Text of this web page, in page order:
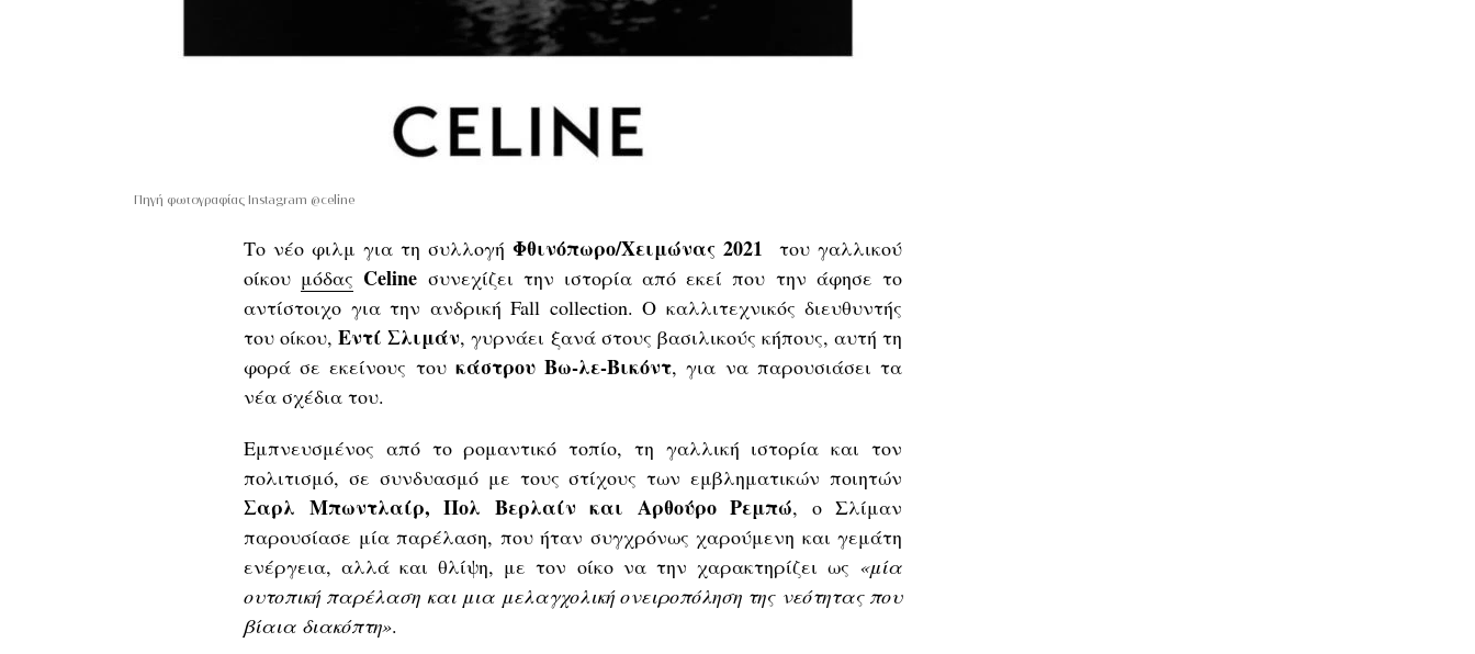
Πηγή φωτογραφίας Instagram @celine
Το νέο φιλμ για τη συλλογή Φθινόπωρο/Χειμώνας 2021 του γαλλικού
οίκου μόδας Celine συνεχίζει την ιστορία από εκεί που την άφησε το
αντίστοιχο για την ανδρική Fall collection. Ο καλλιτεχνικός διευθυντής
του οίκου,Εντί Σλιμάν, γυρνάει ξανά στους βασιλικούς κήπους, αυτή τη
φορά σε εκείνους τουκάστρου Βω-λε-Βικόντ, για να παρουσιάσει τα
νέα σχέδια του.
Εμπνευσμένος από το ρομαντικό τοπίο, τη γαλλική ιστορία και τον
πολιτισμό, σε συνδυασμό με τους στίχους των εμβληματικών ποιητών
Σαρλ Μπωντλαίρ, Πολ Βερλαίν και Αρθούρο Ρεμπώ, ο Σλίμαν
παρουσίασε μία παρέλαση, που ήταν συγχρόνως χαρούμενη και γεμάτη
ενέργεια, αλλά και θλίψη, με τον οίκο να την χαρακτηρίζει ως «μία
ουτοπική παρέλαση και μια μελαγχολική ονειροπόληση της νεότητας που
βίαια διακόπτη».